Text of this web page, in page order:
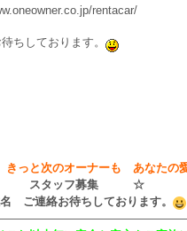
rentacar/
ちしております。
っと次のオーナーも あなたの
タッフ募集 ☆
ご連絡お待ちしております。